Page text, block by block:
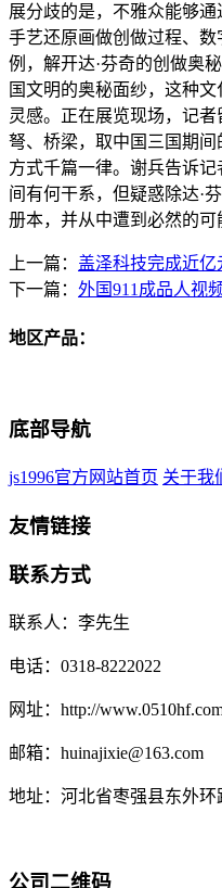
展分歧的是，不雅众能够
手艺还原画做创做过程、
例，解开达·芬奇的创做奥
国文明的奥秘面纱，这种
灵感。正在展览现场，记
弩、桥梁，取中国三国期
方式千篇一律。谢兵告诉
间有何干系，但疑惑除达·
册本，并从中遭到必然的可
上一篇： 盖泽科技完成近
下一篇： 外国911成品人视
地区产品：
底部导航
js1996官方网站首页 关于我
友情链接
联系方式
联系人：李先生
电话：0318-8222022
网址：http://
邮箱：huinajixie@163.com
地址：河北省枣强县东外环
公司二维码